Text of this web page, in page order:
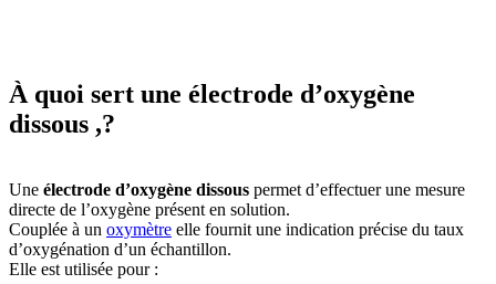
À quoi sert une électrode d’oxygène
dissous ,?
Une électrode d’oxygène dissous permet d’effectuer une mesure
directe de l’oxygène présent en solution.
Couplée à un oxymètre elle fournit une indication précise du taux
d’oxygénation d’un échantillon.
Elle est utilisée pour :